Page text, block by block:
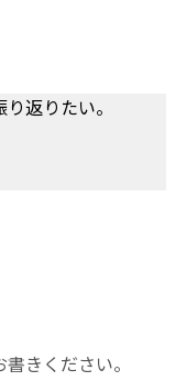
返りたい。
きください。